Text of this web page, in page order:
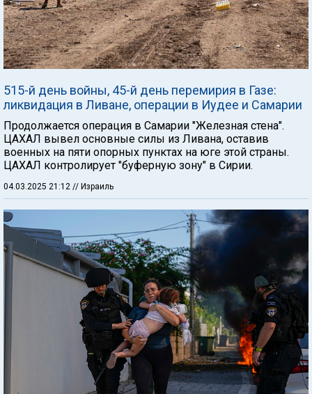
515-й день войны, 45-й день перемирия в Газе:
ликвидация в Ливане, операции в Иудее и Самарии
Продолжается операция в Самарии "Железная стена".
ЦАХАЛ вывел основные силы из Ливана, оставив
военных на пяти опорных пунктах на юге этой страны.
ЦАХАЛ контролирует "буферную зону" в Сирии.
04.03.2025 21:12 // Израиль